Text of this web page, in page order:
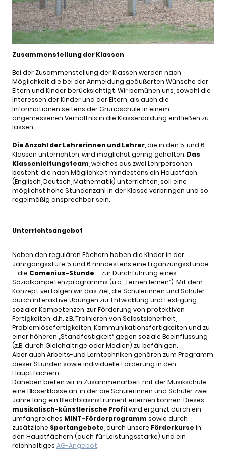
Zusammenstellung der Klassen
Bei der Zusammenstellung der Klassen werden nach
Möglichkeit die bei der Anmeldung geäußerten Wünsche der
Eltern und Kinder berücksichtigt. Wir bemühen uns, sowohl die
Interessen der Kinder und der Eltern, als auch die
Informationen seitens der Grundschule in einem
angemessenen Verhältnis in die Klassenbildung einfließen zu
lassen.
Die Anzahl der Lehrerinnen und Lehrer, die in den 5. und 6.
Klassen unterrichten, wird möglichst gering gehalten. Das
Klassenleitungsteam, welches aus zwei Lehrpersonen
besteht, die nach Möglichkeit mindestens ein Hauptfach
(Englisch, Deutsch, Mathematik) unterrichten, soll eine
möglichst hohe Stundenzahl in der Klasse verbringen und so
regelmäßig ansprechbar sein.
Unterrichtsangebot
Neben den regulären Fächern haben die Kinder in der
Jahrgangsstufe 5 und 6 mindestens eine Ergänzungsstunde
– die Comenius-Stunde – zur Durchführung eines
Sozialkompetenzprogramms (u.a. „Lernen lernen“). Mit dem
Konzept verfolgen wir das Ziel, die Schülerinnen und Schüler
durch interaktive Übungen zur Entwicklung und Festigung
sozialer Kompetenzen, zur Förderung von protektiven
Fertigkeiten, d.h. z.B. Trainieren von Selbstsicherheit,
Problemlösefertigkeiten, Kommunikationsfertigkeiten und zu
einer höheren „Standfestigkeit“ gegen soziale Beeinflussung
(z.B. durch Gleichaltrige oder Medien) zu befähigen.
Aber auch Arbeits-und Lerntechniken gehören zum Programm
dieser Stunden sowie individuelle Förderung in den
Hauptfächern.
Daneben bieten wir in Zusammenarbeit mit der Musikschule
eine Bläserklasse an, in der die Schülerinnen und Schüler zwei
Jahre lang ein Blechblasinstrument erlernen können. Dieses
musikalisch-künstlerische Profilwird ergänzt durch ein
umfangreiches MINT-Förderprogramm sowie durch
zusätzliche Sportangebote , durch unsere Förderkurse in
den Hauptfächern (auch für Leistungsstarke) und ein
reichhaltiges AG-Angebot.